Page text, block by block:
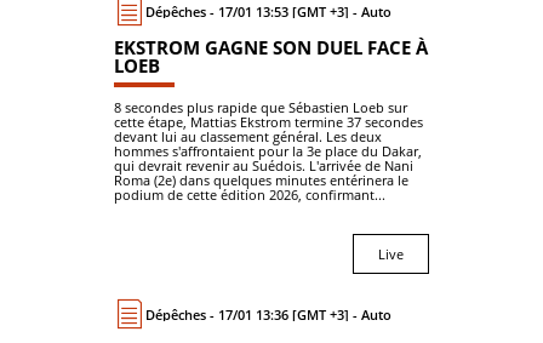
Dépêches - 17/01 13:53 [GMT +3] - Auto
EKSTROM GAGNE SON DUEL FACE À
LOEB
8 secondes plus rapide que Sébastien Loeb sur
cette étape, Mattias Ekstrom termine 37 secondes
devant lui au classement général. Les deux
hommes s'affrontaient pour la 3e place du Dakar,
qui devrait revenir au Suédois. L'arrivée de Nani
Roma (2e) dans quelques minutes entérinera le
podium de cette édition 2026, confirmant...
Live
Dépêches - 17/01 13:36 [GMT +3] - Auto